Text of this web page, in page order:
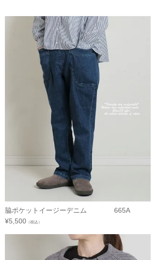
脇ポケットイージーデニム 665A
¥5,500 （税込）